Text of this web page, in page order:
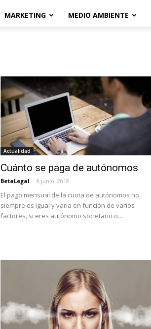
MARKETING MEDIO AMBIENTE
Actualidad
Cuánto se paga de autónomos
BetaLegal - 8 junio, 2018
El pago mensual de la cuota de autónomos no
siempre es igual y varia en función de varios
factores, si eres autónomo societario o...